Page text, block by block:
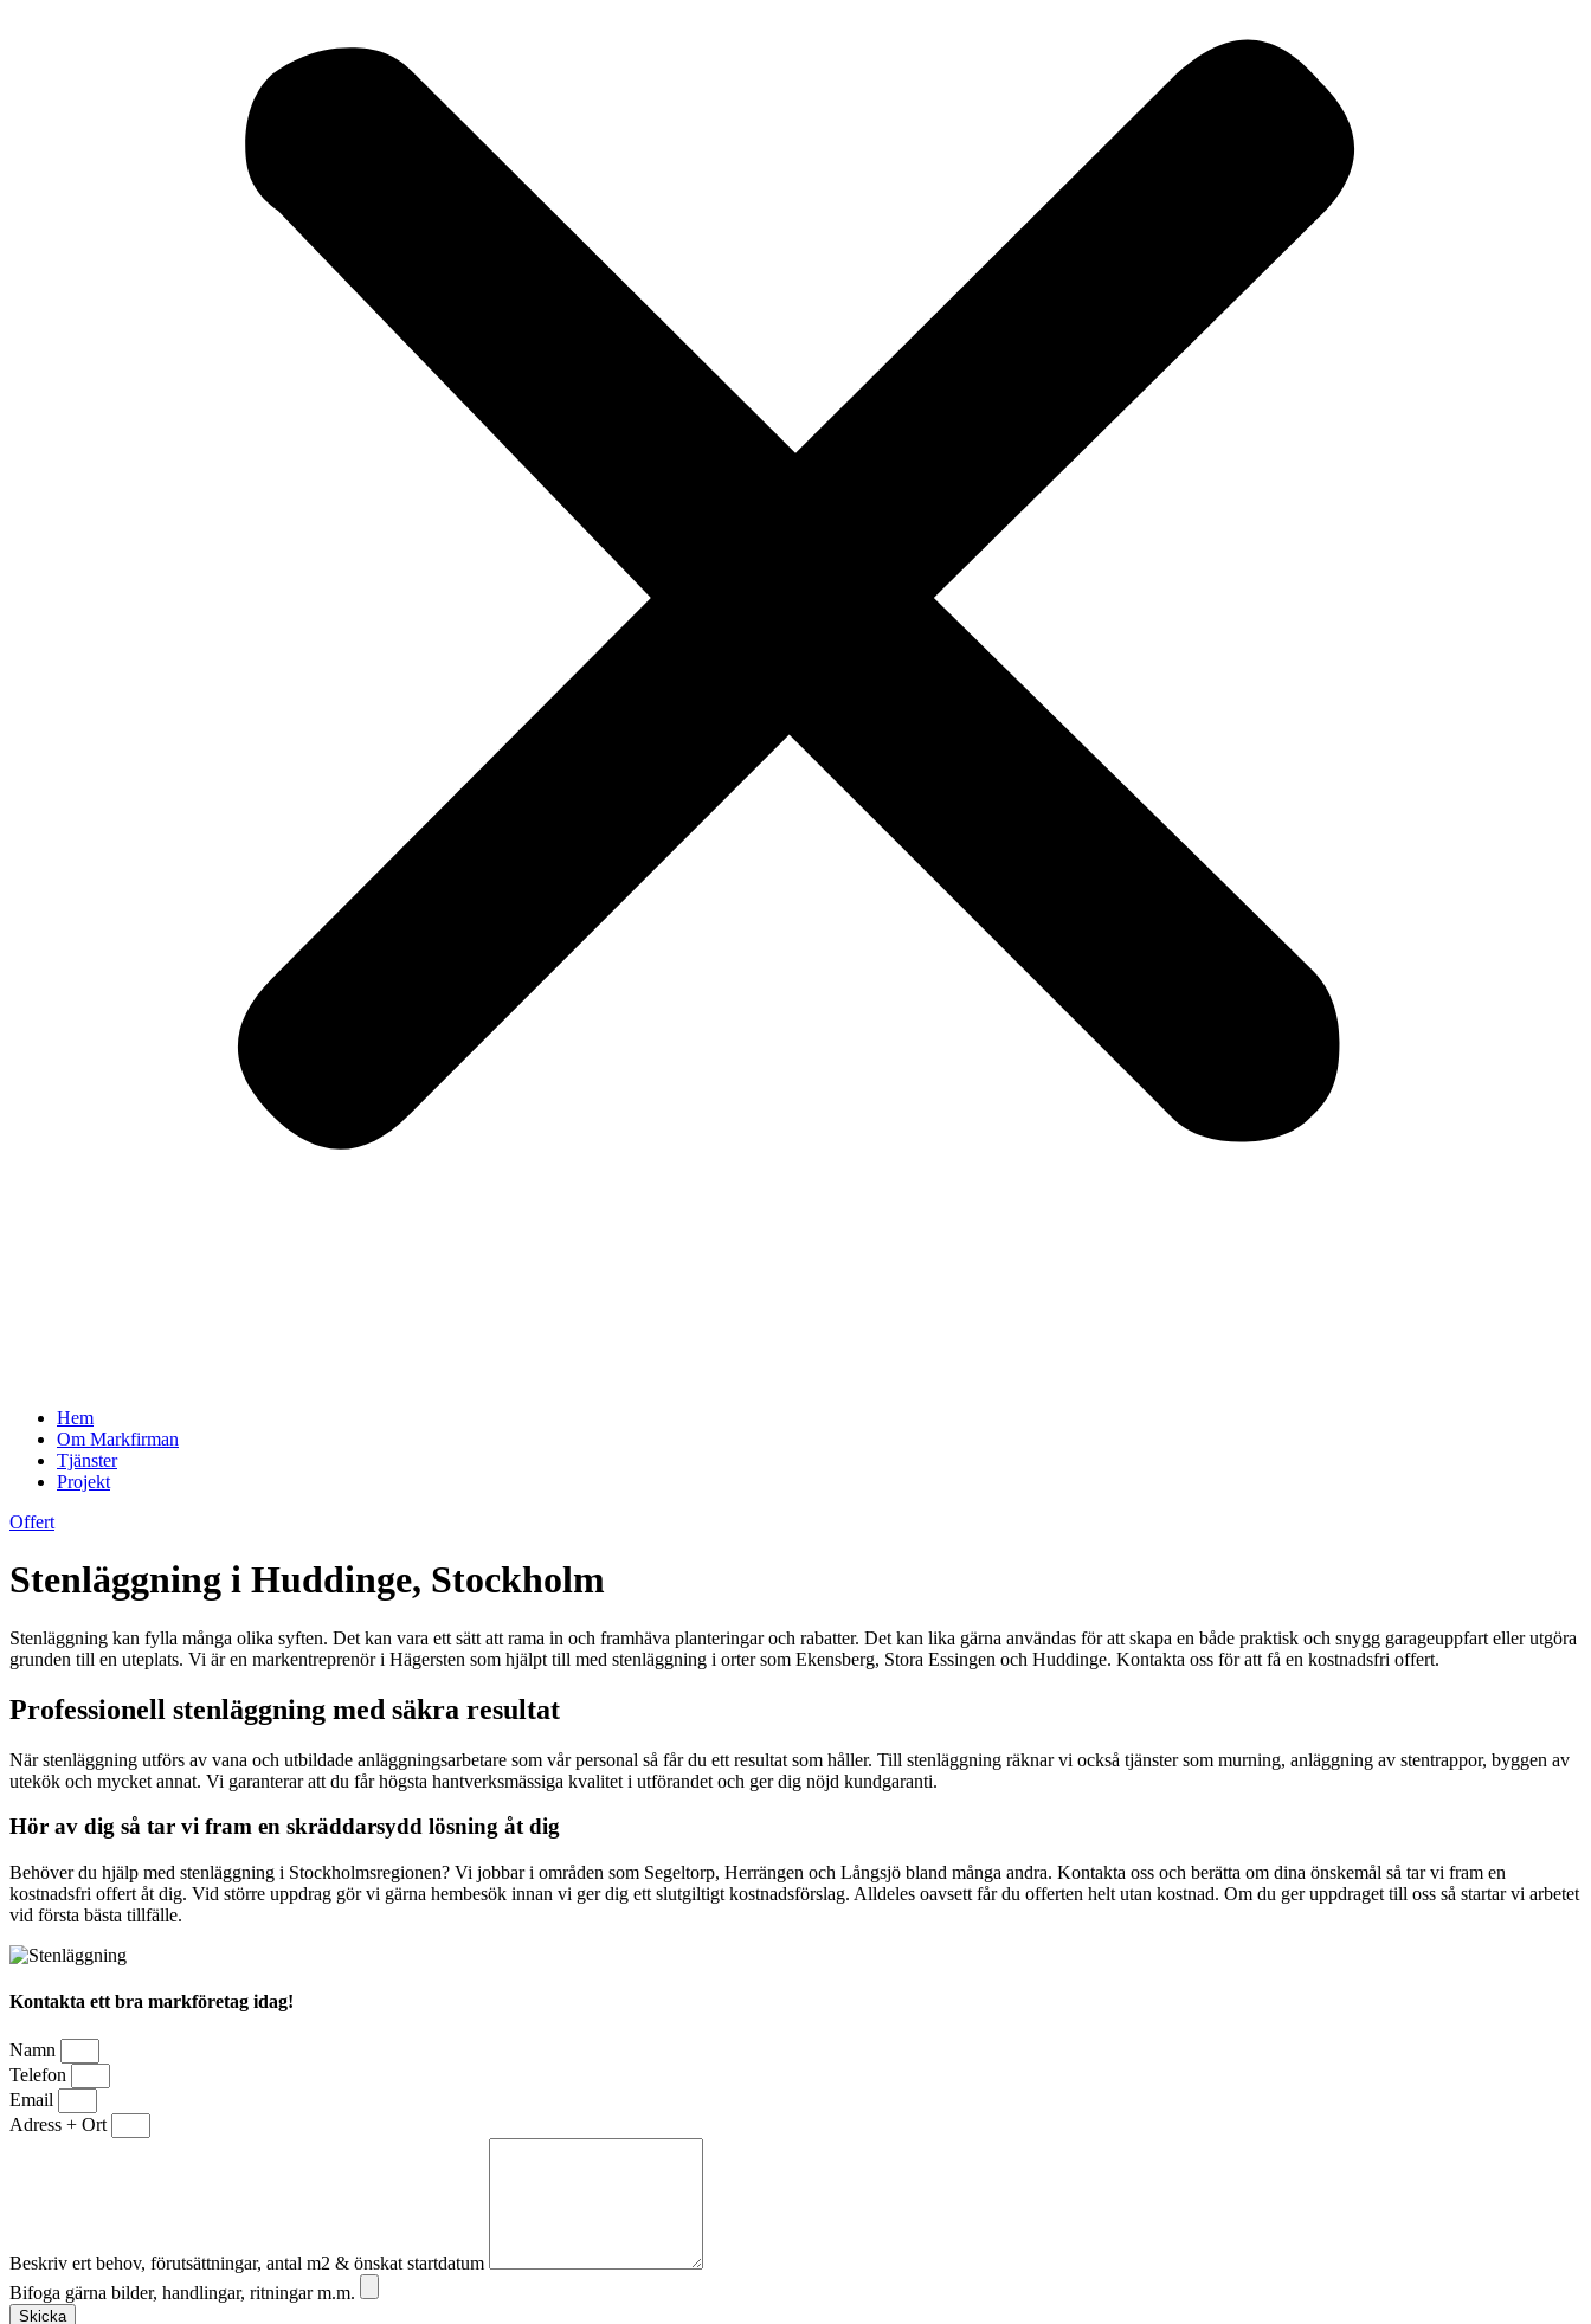
Hem
Om Markfirman
Tjänster
Projekt
Offert
Stenläggning i Huddinge, Stockholm
Stenläggning kan fylla många olika syften. Det kan vara ett sätt att rama in och framhäva planteringar och rabatter. Det kan lika gärna användas för att skapa en både praktisk och snygg garageuppfart eller utgöra
grunden till en uteplats. Vi är en markentreprenör i Hägersten som hjälpt till med stenläggning i orter som Ekensberg, Stora Essingen och Huddinge. Kontakta oss för att få en kostnadsfri offert.
Professionell stenläggning med säkra resultat
När stenläggning utförs av vana och utbildade anläggningsarbetare som vår personal så får du ett resultat som håller. Till stenläggning räknar vi också tjänster som murning, anläggning av stentrappor, byggen av
utekök och mycket annat. Vi garanterar att du får högsta hantverksmässiga kvalitet i utförandet och ger dig nöjd kundgaranti.
Hör av dig så tar vi fram en skräddarsydd lösning åt dig
Behöver du hjälp med stenläggning i Stockholmsregionen? Vi jobbar i områden som Segeltorp, Herrängen och Långsjö bland många andra. Kontakta oss och berätta om dina önskemål så tar vi fram en
kostnadsfri offert åt dig. Vid större uppdrag gör vi gärna hembesök innan vi ger dig ett slutgiltigt kostnadsförslag. Alldeles oavsett får du offerten helt utan kostnad. Om du ger uppdraget till oss så startar vi arbetet
vid första bästa tillfälle.
Kontakta ett bra markföretag idag!
Namn
Telefon
Email
Adress + Ort
Beskriv ert behov, förutsättningar, antal m2 & önskat startdatum
Bifoga gärna bilder, handlingar, ritningar m.m.
Skicka